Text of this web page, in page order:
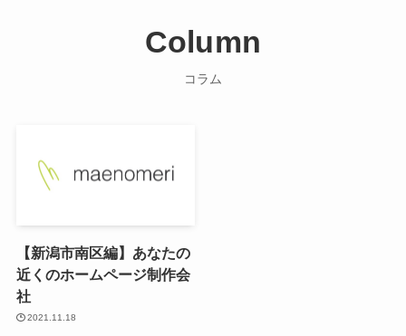
Column
コラム
【新潟市南区編】あなたの
近くのホームページ制作会
社
2021.11.18